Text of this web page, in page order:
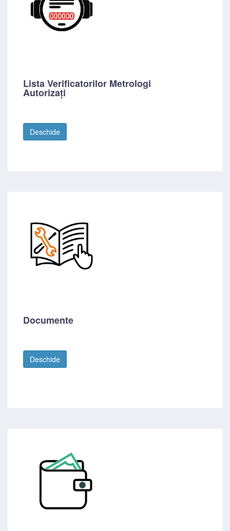
Lista Verificatorilor Metrologi
Autorizați
Deschide
Documente
Deschide